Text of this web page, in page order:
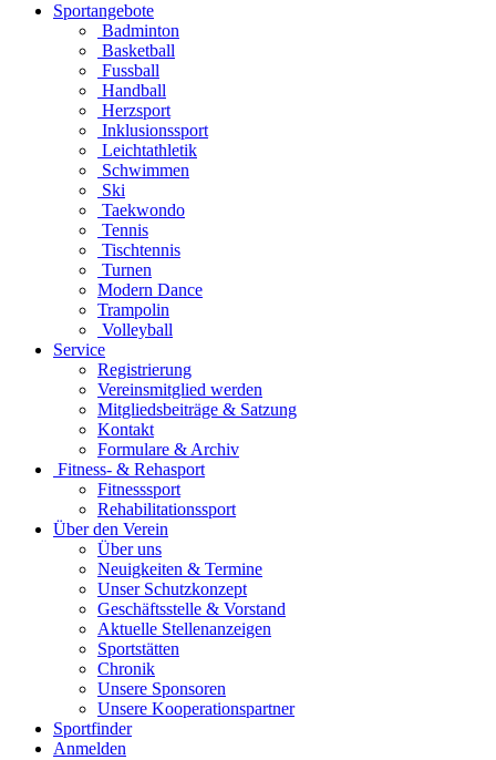
Sportangebote
Badminton
Basketball
Fussball
Handball
Herzsport
Inklusionssport
Leichtathletik
Schwimmen
Ski
Taekwondo
Tennis
Tischtennis
Turnen
Modern Dance
Trampolin
Volleyball
Service
Registrierung
Vereinsmitglied werden
Mitgliedsbeiträge & Satzung
Kontakt
Formulare & Archiv
Fitness- & Rehasport
Fitnesssport
Rehabilitationssport
Über den Verein
Über uns
Neuigkeiten & Termine
Unser Schutzkonzept
Geschäftsstelle & Vorstand
Aktuelle Stellenanzeigen
Sportstätten
Chronik
Unsere Sponsoren
Unsere Kooperationspartner
Sportfinder
Anmelden